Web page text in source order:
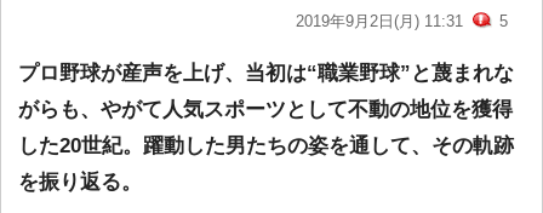
2019年9月2日(月) 11:31 5
プロ野球が産声を上げ、当初は“職業野球”と蔑まれな
がらも、やがて人気スポーツとして不動の地位を獲得
した20世紀。躍動した男たちの姿を通して、その軌跡
を振り返る。